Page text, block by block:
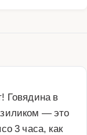
Говядина в
— это
3 часа, как